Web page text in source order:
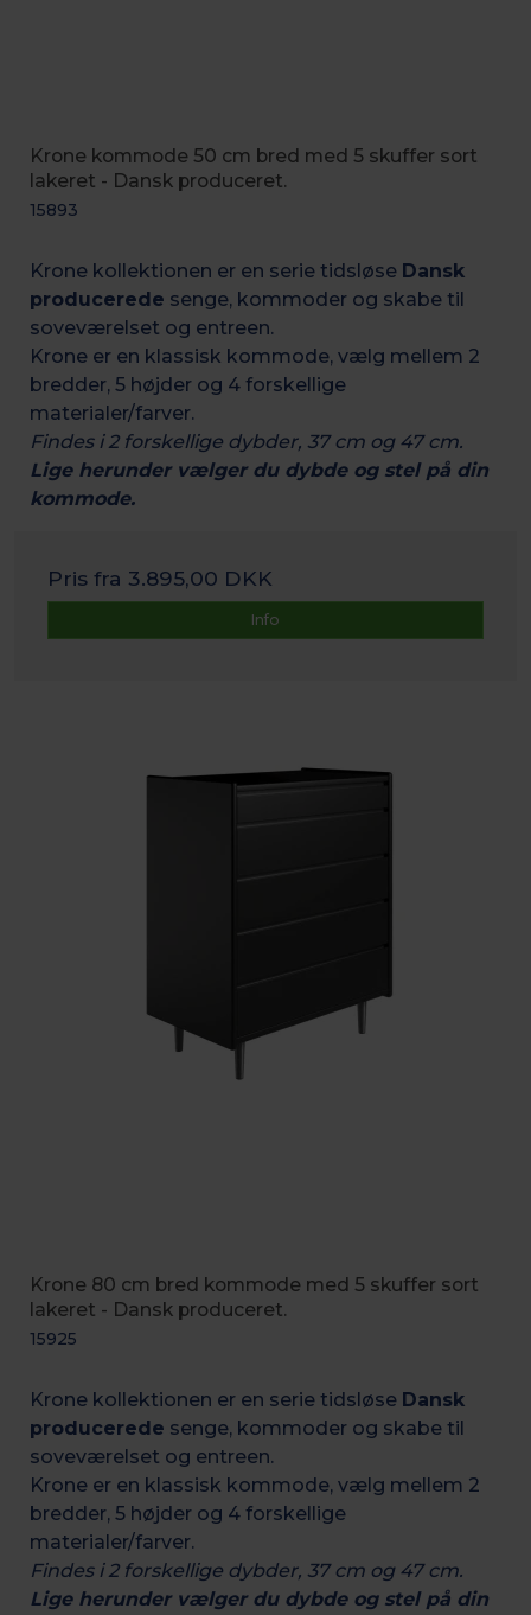
Krone kommode 50 cm bred med 5 skuffer sort
lakeret - Dansk produceret.
15893
Krone kollektionen er en serie tidsløse Dansk
producerede senge, kommoder og skabe til
soveværelset og entreen.
Krone er en klassisk kommode, vælg mellem 2
bredder, 5 højder og 4 forskellige
materialer/farver.
Findes i 2 forskellige dybder, 37 cm og 47 cm.
Lige herunder vælger du dybde og stel på din
kommode.
Pris fra 3.895,00 DKK
Info
Krone 80 cm bred kommode med 5 skuffer sort
lakeret - Dansk produceret.
15925
Krone kollektionen er en serie tidsløse Dansk
producerede senge, kommoder og skabe til
soveværelset og entreen.
Krone er en klassisk kommode, vælg mellem 2
bredder, 5 højder og 4 forskellige
materialer/farver.
Findes i 2 forskellige dybder, 37 cm og 47 cm.
Lige herunder vælger du dybde og stel på din